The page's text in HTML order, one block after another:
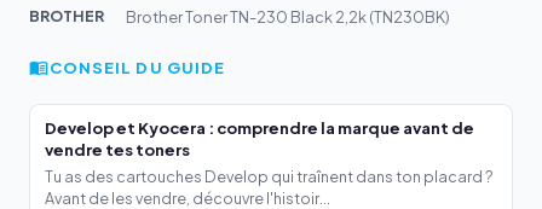
BROTHER
Brother Toner TN-230 Black 2,2k (TN230BK)
CONSEIL DU GUIDE
Develop et Kyocera : comprendre la marque avant de
vendre tes toners
Tu as des cartouches Develop qui traînent dans ton placard ?
Avant de les vendre, découvre l'histoir...